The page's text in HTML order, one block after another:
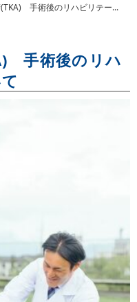
手術後のリハビリテー...
手術後のリハ